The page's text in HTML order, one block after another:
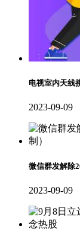
电视室内天线
2023-09-09
微信群发解除
2023-09-09